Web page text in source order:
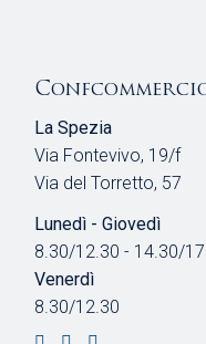
La Spezia
Via Fontevivo, 19/f
Via del Torretto, 57
Lunedì - Giovedì
8.30/12.30 - 14.30/
Venerdì
8.30/12.30